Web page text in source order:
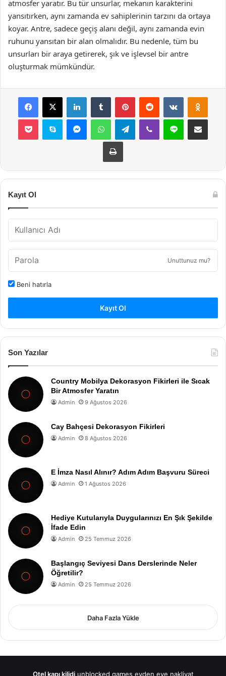
atmosfer yaratır. Bu tür unsurlar, mekanın karakterini
yansıtırken, aynı zamanda ev sahiplerinin tarzını da ortaya
koyar. Antre, sadece geçiş alanı değil, aynı zamanda evin
ruhunu yansıtan bir alan olmalıdır. Bu nedenle, tüm bu
unsurları bir araya getirerek, şık ve işlevsel bir antre
oluşturmak mümkündür.
Facebook
X LinkedInTumblr PinterestReddit VKontakte
Pocket Skype MessengerWhatsAppTelegramViber Line E-Posta ile
Yazdır
Kayıt Ol
Unuttunuz mu?
Beni hatırla
Kayıt Ol
Son Yazılar
Country Mobilya Dekorasyon Fikirleri ile Sıcak
Bir Atmosfer Yaratın
Admin 9 Ağustos 2026
Cay Bahçesi Dekorasyon Fikirleri
Admin 8 Ağustos 2026
E İmza Nasıl Alınır? Adım Adım Başvuru Süreci
Admin 1 Ağustos 2026
Hediye Kutularıyla Duygularınızı En Şık Şekilde
İfade Edin
Admin 25 Temmuz 2026
Başlangıç Seviyesi Dans Derslerinde Neler
Öğretilir?
Admin 25 Temmuz 2026
Daha Fazla Yükle
Otel kapı kilidi unblocked games evden eve nakliyat